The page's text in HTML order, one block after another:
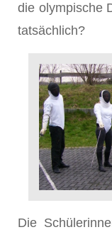
die olympische
tatsächlich?
Die